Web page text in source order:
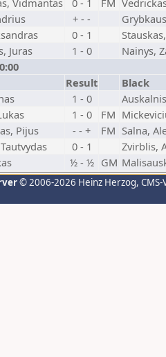
Vidmantas 0 - 1 FM
+ - -
0 - 1
Juras 1 - 0
Nainys,
Result
Black
1 - 0
1 - 0 FM
Pijus - - + FM Salna,
0 - 1
Zvirblis,
½ - ½ GM
© 2006-2026 Heinz Herzog,